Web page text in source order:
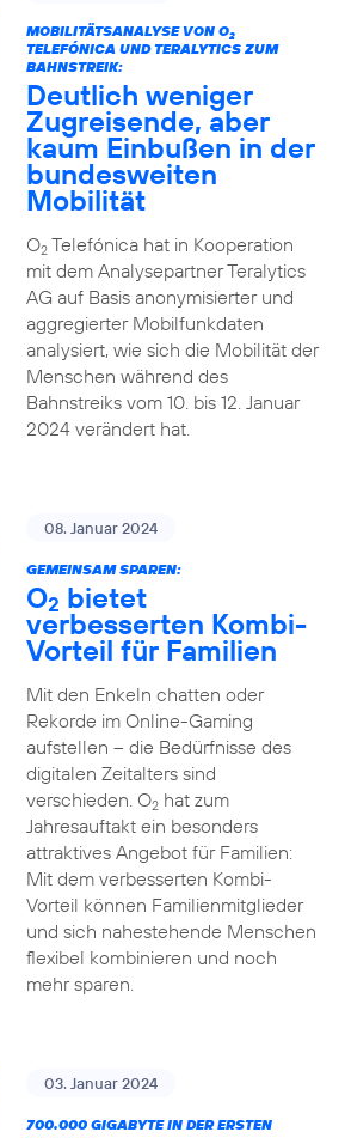
MOBILITÄTSANALYSE VON O2
TELEFÓNICA UND TERALYTICS ZUM
BAHNSTREIK:
Deutlich weniger
Zugreisende, aber
kaum Einbußen in der
bundesweiten
Mobilität
O2Telefónica hat in Kooperation
mit dem Analysepartner Teralytics
AG auf Basis anonymisierter und
aggregierter Mobilfunkdaten
analysiert, wie sich die Mobilität der
Menschen während des
Bahnstreiks vom 10. bis 12. Januar
2024 verändert hat.
08. Januar 2024
GEMEINSAM SPAREN:
O2 bietet
verbesserten Kombi-
Vorteil für Familien
Mit den Enkeln chatten oder
Rekorde im Online-Gaming
aufstellen – die Bedürfnisse des
digitalen Zeitalters sind
verschieden. O2hat zum
Jahresauftakt ein besonders
attraktives Angebot für Familien:
Mit dem verbesserten Kombi-
Vorteil können Familienmitglieder
und sich nahestehende Menschen
flexibel kombinieren und noch
mehr sparen.
03. Januar 2024
700.000 GIGABYTE IN DER ERSTEN